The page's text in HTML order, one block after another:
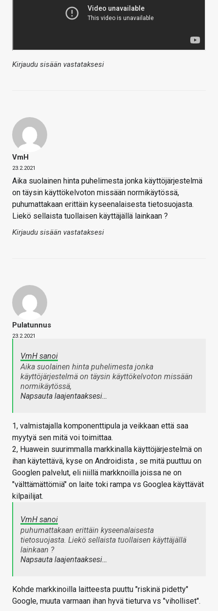
Kirjaudu sisään vastataksesi
VmH
23.2.2021
Aika suolainen hinta puhelimesta jonka käyttöjärjestelmä
on täysin käyttökelvoton missään normikäytössä,
puhumattakaan erittäin kyseenalaisesta tietosuojasta.
Liekö sellaista tuollaisen käyttäjällä lainkaan ?
Kirjaudu sisään vastataksesi
Pulatunnus
23.2.2021
VmH sanoi
Aika suolainen hinta puhelimesta jonka
käyttöjärjestelmä on täysin käyttökelvoton missään
normikäytössä,
Napsauta laajentaaksesi…
1, valmistajalla komponenttipula ja veikkaan että saa
myytyä sen mitä voi toimittaa.
2, Huawein suurimmalla markkinalla käyttöjärjestelmä on
ihan käytettävä, kyse on Androidista , se mitä puuttuu on
Googlen palvelut, eli niillä markknoilla joissa ne on
"välttämättömiä" on laite toki rampa vs Googlea käyttävät
kilpailijat.
VmH sanoi
puhumattakaan erittäin kyseenalaisesta
tietosuojasta. Liekö sellaista tuollaisen käyttäjällä
lainkaan ?
Napsauta laajentaaksesi…
Kohde markkinoilla laitteesta puuttu "riskinä pidetty"
Google, muuta varmaan ihan hyvä tieturva vs "viholliset".